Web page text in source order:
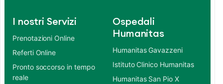
I nostri Servizi
Prenotazioni Online
Referti Online
Pronto soccorso in tempo
reale
Ospedali
Humanitas
Humanitas Gavazzeni
Istituto Clinico Humanitas
Humanitas San Pio X